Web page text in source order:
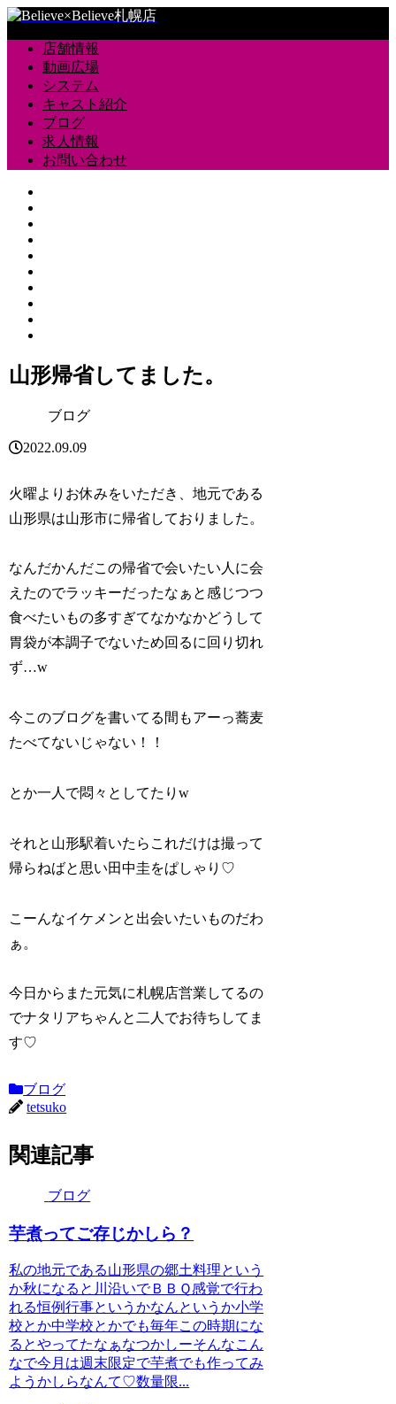
店舗情報
動画広場
システム
キャスト紹介
ブログ
求人情報
お問い合わせ
山形帰省してました。
ブログ
2022.09.09
火曜よりお休みをいただき、地元である
山形県は山形市に帰省しておりました。
なんだかんだこの帰省で会いたい人に会
えたのでラッキーだったなぁと感じつつ
食べたいもの多すぎてなかなかどうして
胃袋が本調子でないため回るに回り切れ
ず…w
今このブログを書いてる間もアーっ蕎麦
たべてないじゃない！！
とか一人で悶々としてたりw
それと山形駅着いたらこれだけは撮って
帰らねばと思い田中圭をぱしゃり♡
こーんなイケメンと出会いたいものだわ
ぁ。
今日からまた元気に札幌店営業してるの
でナタリアちゃんと二人でお待ちしてま
す♡
ブログ
tetsuko
関連記事
ブログ
芋煮ってご存じかしら？
私の地元である山形県の郷土料理という
か秋になると川沿いでＢＢＱ感覚で行わ
れる恒例行事というかなんというか小学
校とか中学校とかでも毎年この時期にな
るとやってたなぁなつかしーそんなこん
なで今月は週末限定で芋煮でも作ってみ
ようかしらなんて♡数量限...